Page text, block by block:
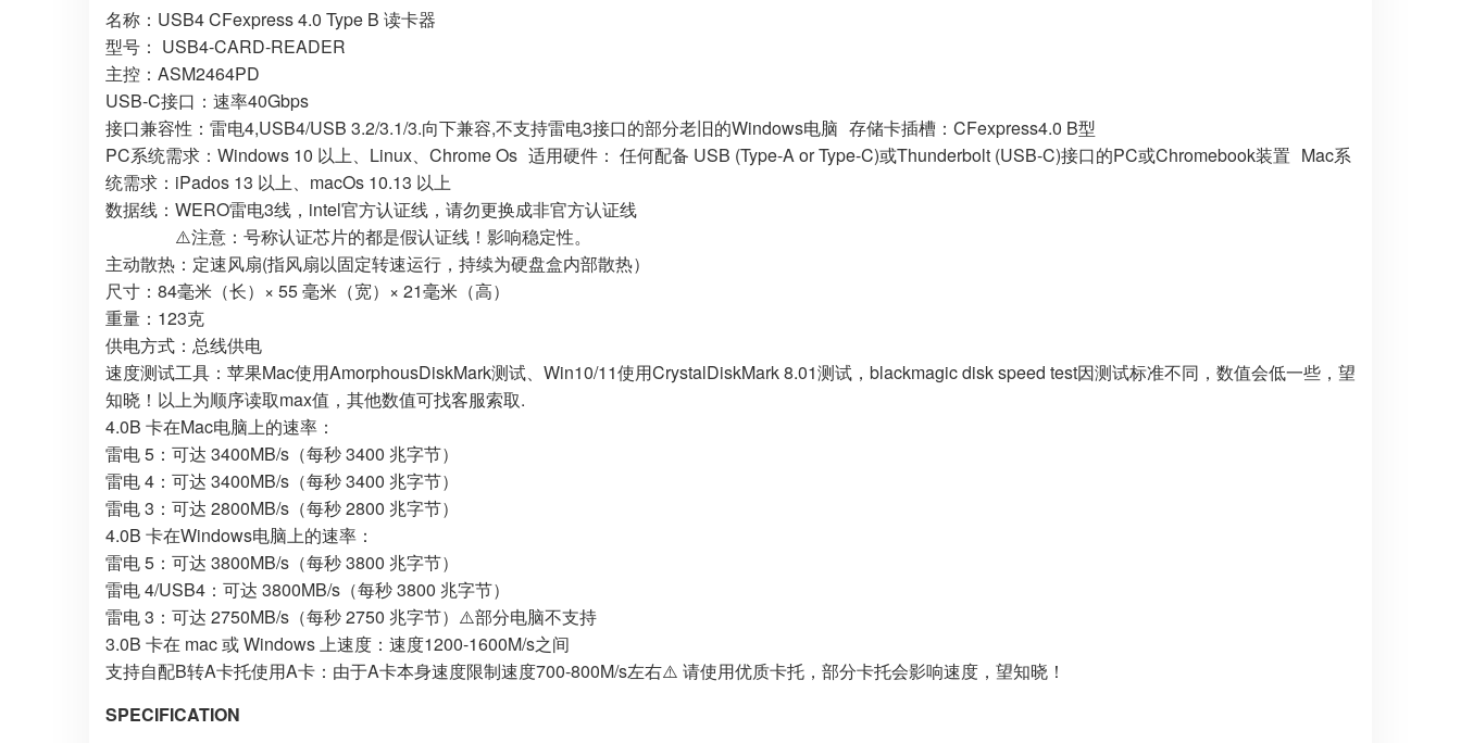
名称：USB4 CFexpress 4.0 Type B 读卡器
型号： USB4-CARD-READER
主控：ASM2464PD
USB-C接口：速率40Gbps
接口兼容性：雷电4,USB4/USB 3.2/3.1/3.向下兼容,不支持雷电3接口的部分老旧的Windows电脑 存储卡插槽：CFexpress4.0 B型
PC系统需求：Windows 10 以上、Linux、Chrome Os 适用硬件： 任何配备 USB (Type-A or Type-C)或Thunderbolt (USB-C)接口的PC或Chromebook装置 Mac系
统需求：iPados 13 以上、macOs 10.13 以上
数据线：WERO雷电3线，intel官方认证线，请勿更换成非官方认证线
⚠️注意：号称认证芯片的都是假认证线！影响稳定性。
主动散热：定速风扇(指风扇以固定转速运行，持续为硬盘盒内部散热）
尺寸：84毫米（长）× 55 毫米（宽）× 21毫米（高）
重量：123克
供电方式：总线供电
速度测试工具：苹果Mac使用AmorphousDiskMark测试、Win10/11使用CrystalDiskMark 8.01测试，blackmagic disk speed test因测试标准不同，数值会低一些，望
知晓！以上为顺序读取max值，其他数值可找客服索取.
4.0B 卡在Mac电脑上的速率：
雷电 5：可达 3400MB/s（每秒 3400 兆字节）
雷电 4：可达 3400MB/s（每秒 3400 兆字节）
雷电 3：可达 2800MB/s（每秒 2800 兆字节）
4.0B 卡在Windows电脑上的速率：
雷电 5：可达 3800MB/s（每秒 3800 兆字节）
雷电 4/USB4：可达 3800MB/s（每秒 3800 兆字节）
雷电 3：可达 2750MB/s（每秒 2750 兆字节）⚠️部分电脑不支持
3.0B 卡在 mac 或 Windows 上速度：速度1200-1600M/s之间
支持自配B转A卡托使用A卡：由于A卡本身速度限制速度700-800M/s左右⚠️ 请使用优质卡托，部分卡托会影响速度，望知晓！
SPECIFICATION